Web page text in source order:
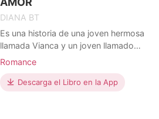
DIANA BT
Es una historia de una joven hermosa
llamada Vianca y un joven llamado
Ariel el cual se enamoran en un
pasaba ratos de su vida esperando
un encuentro con ella misma. Ya que
Romance
Descarga el Libro en la App